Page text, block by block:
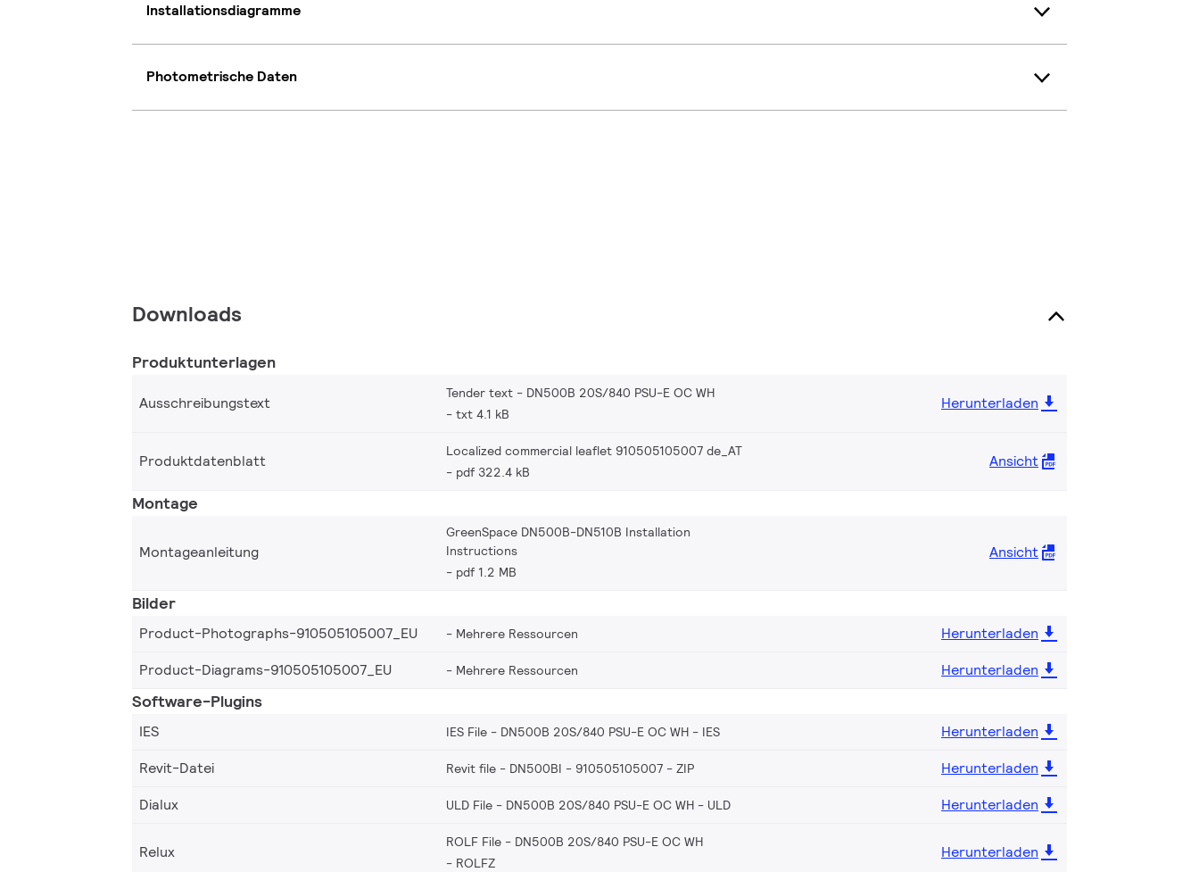
Installationsdiagramme
Photometrische Daten
Downloads
Produktunterlagen
Ausschreibungstext
Tender text - DN500B 20S/840 PSU-E OC WH
txt 4.1 kB
Herunterladen
Produktdatenblatt
Localized commercial leaflet 910505105007 de_AT
pdf 322.4 kB
Ansicht
Montage
Montageanleitung
GreenSpace DN500B-DN510B Installation
Instructions
pdf 1.2 MB
Ansicht
Bilder
Product-Photographs-910505105007_EU Mehrere Ressourcen
Herunterladen
Product-Diagrams-910505105007_EU
Mehrere Ressourcen Herunterladen
Software-Plugins
IES IES File - DN500B 20S/840 PSU-E OC WH IES
Herunterladen
Revit-Datei
Revit file - DN500BI - 910505105007 ZIP
Herunterladen
Dialux
ULD File - DN500B 20S/840 PSU-E OC WH ULD Herunterladen
Relux
ROLF File - DN500B 20S/840 PSU-E OC WH
ROLFZ
Herunterladen